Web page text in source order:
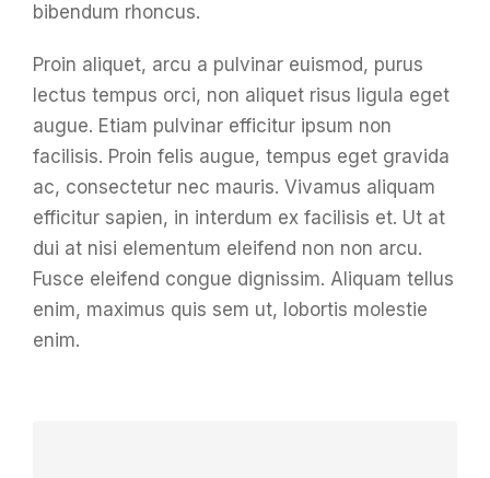
bibendum rhoncus.
Proin aliquet, arcu a pulvinar euismod, purus
lectus tempus orci, non aliquet risus ligula eget
augue. Etiam pulvinar efficitur ipsum non
facilisis. Proin felis augue, tempus eget gravida
ac, consectetur nec mauris. Vivamus aliquam
efficitur sapien, in interdum ex facilisis et. Ut at
dui at nisi elementum eleifend non non arcu.
Fusce eleifend congue dignissim. Aliquam tellus
enim, maximus quis sem ut, lobortis molestie
enim.